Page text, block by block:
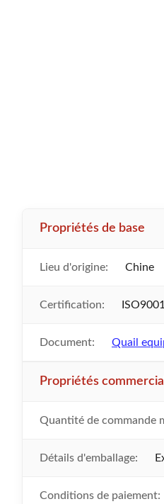
Propriétés de base
Lieu d'origine: Chine
Certification:
Document: Quail
Propriétés
Quantité de commande
Détails d'emballage:
Conditions de paiement: